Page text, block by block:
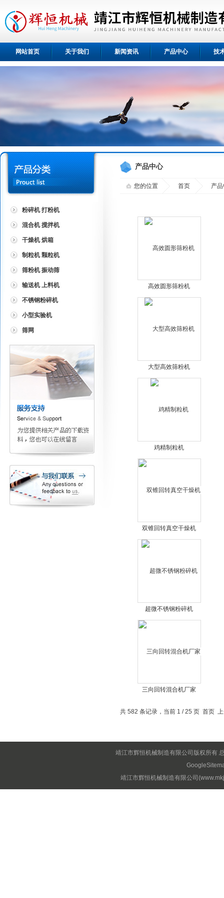
网站首页 关于我们 新闻资讯 产品中心 技
粉碎机 打粉机
混合机 搅拌机
干燥机 烘箱
制粒机 颗粒机
筛粉机 振动筛
输送机 上料机
不锈钢粉碎机
小型实验机
筛网
产品中心
您的位置 首页 产
高效圆形筛粉机
大型高效筛粉机
鸡精制粒机
双锥回转真空干燥机
超微不锈钢粉碎机
三向回转混合机厂家
共 582 条记录，当前 1 / 25 页 首页
靖江市辉恒机械制造有限公司版权所有
靖江市辉恒机械制造有限公司